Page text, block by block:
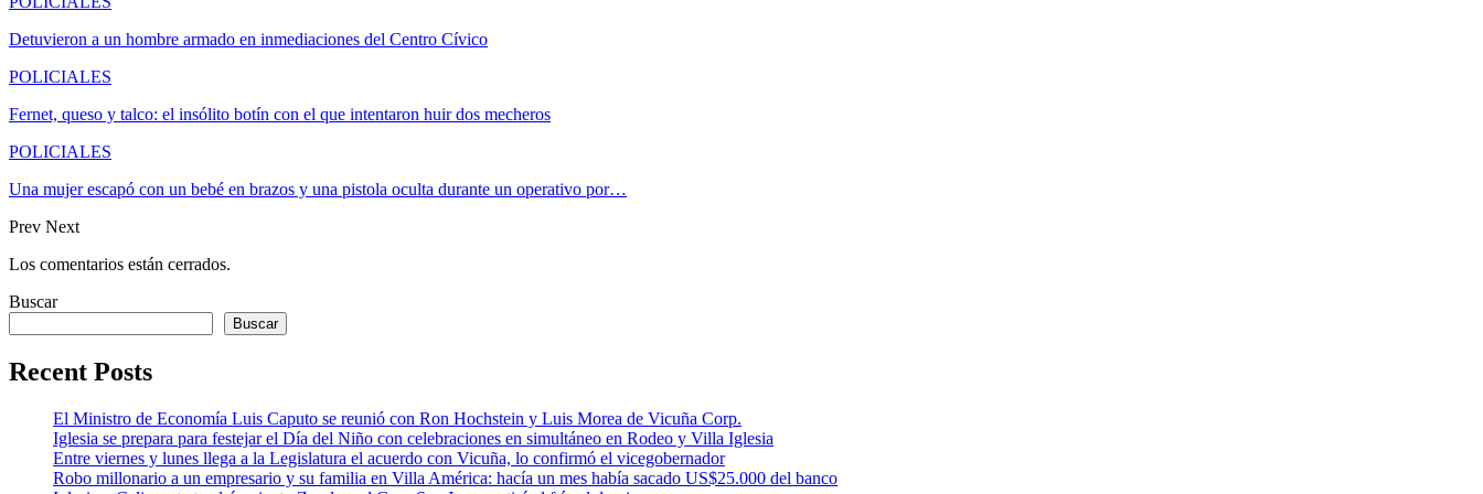
Detuvieron a un hombre armado en inmediaciones del Centro Cívico
POLICIALES
Fernet, queso y talco: el insólito botín con el que intentaron huir dos mecheros
POLICIALES
Una mujer escapó con un bebé en brazos y una pistola oculta durante un operativo por…
Prev Next
Los comentarios están cerrados.
Buscar
Buscar
Recent Posts
El Ministro de Economía Luis Caputo se reunió con Ron Hochstein y Luis Morea de Vicuña Corp.
Iglesia se prepara para festejar el Día del Niño con celebraciones en simultáneo en Rodeo y Villa Iglesia
Entre viernes y lunes llega a la Legislatura el acuerdo con Vicuña, lo confirmó el vicegobernador
Robo millonario a un empresario y su familia en Villa América: hacía un mes había sacado US$25.000 del banco